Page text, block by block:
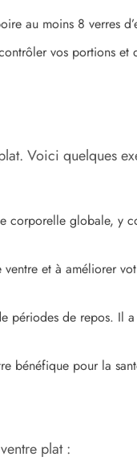
au moins 8 verres
vos portions et
Voici quelques
corporelle globale, y
et à améliorer
périodes de repos. Il
bénéfique pour la
plat :